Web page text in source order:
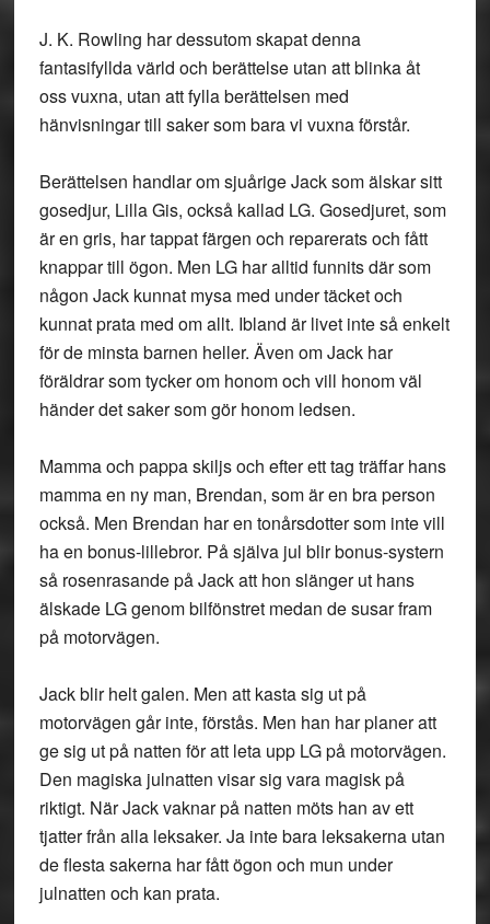
J. K. Rowling har dessutom skapat denna
fantasifyllda värld och berättelse utan att blinka åt
oss vuxna, utan att fylla berättelsen med
hänvisningar till saker som bara vi vuxna förstår.
Berättelsen handlar om sjuårige Jack som älskar sitt
gosedjur, Lilla Gis, också kallad LG. Gosedjuret, som
är en gris, har tappat färgen och reparerats och fått
knappar till ögon. Men LG har alltid funnits där som
någon Jack kunnat mysa med under täcket och
kunnat prata med om allt. Ibland är livet inte så enkelt
för de minsta barnen heller. Även om Jack har
föräldrar som tycker om honom och vill honom väl
händer det saker som gör honom ledsen.
Mamma och pappa skiljs och efter ett tag träffar hans
mamma en ny man, Brendan, som är en bra person
också. Men Brendan har en tonårsdotter som inte vill
ha en bonus-lillebror. På själva jul blir bonus-systern
så rosenrasande på Jack att hon slänger ut hans
älskade LG genom bilfönstret medan de susar fram
på motorvägen.
Jack blir helt galen. Men att kasta sig ut på
motorvägen går inte, förstås. Men han har planer att
ge sig ut på natten för att leta upp LG på motorvägen.
Den magiska julnatten visar sig vara magisk på
riktigt. När Jack vaknar på natten möts han av ett
tjatter från alla leksaker. Ja inte bara leksakerna utan
de flesta sakerna har fått ögon och mun under
julnatten och kan prata.